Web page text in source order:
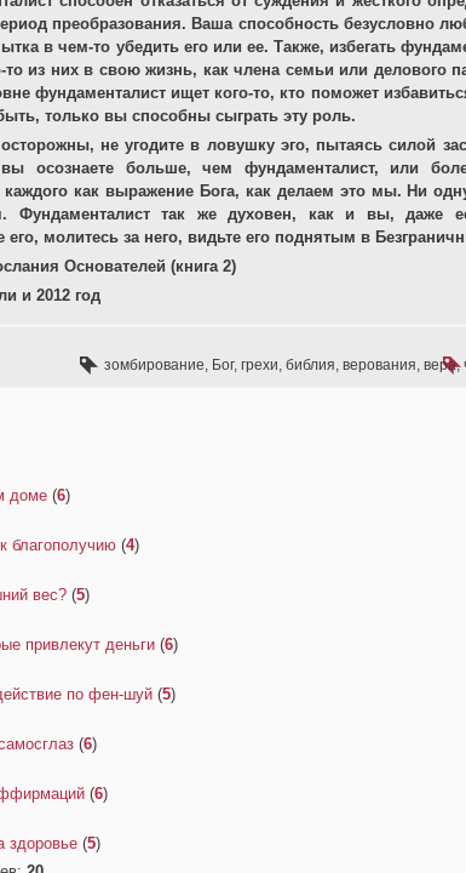
преобразования. Ваша способность безусловно
в чем-то убедить его или ее. Также, избегать
то из них в свою жизнь, как члена семьи или делового
фундаменталист ищет кого-то, кто поможет
только вы способны сыграть эту роль.
не угодите в ловушку эго, пытаясь силой
вы осознаете больше, чем фундаменталист, или
каждого как выражение Бога, как делаем это мы. Ни
Фундаменталист так же духовен, как и вы, даже
его, молитесь за него, видьте его поднятым в
Основателей (книга 2)
и 2012 год
зомбирование, Бог, грехи, библия, верования, вера,
доме (6)
благополучию (4)
вес? (5)
привлекут деньги (6)
по фен-шуй (5)
(6)
(6)
здоровье (5)